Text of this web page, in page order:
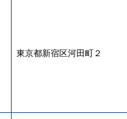
東京都新宿区河田町２